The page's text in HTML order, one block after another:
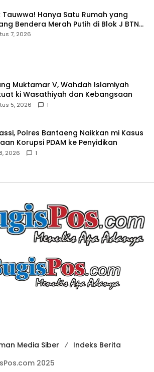
Tauwwa! Hanya Satu Rumah yang
Bendera Merah Putih di Blok J BTN
Mas 1 Sinjai
7, 2026
Muktamar V, Wahdah Islamiyah
ki Wasathiyah dan Kebangsaan
5, 2026 1
Polres Bantaeng Naikkan mi Kasus
Korupsi PDAM ke Penyidikan
2026 1
Media Siber
Indeks Berita
2025